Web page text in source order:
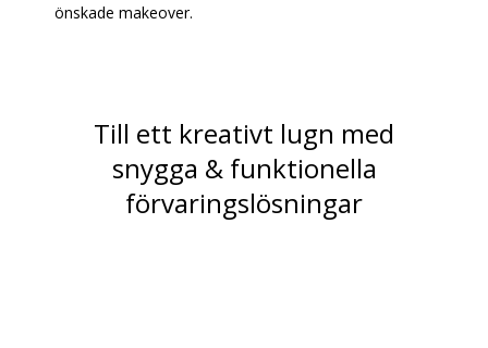
önskade makeover.
Till ett kreativt lugn med
snygga & funktionella
förvaringslösningar